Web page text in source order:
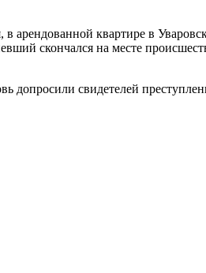
арендованной квартире в
скончался на месте
свидетелей